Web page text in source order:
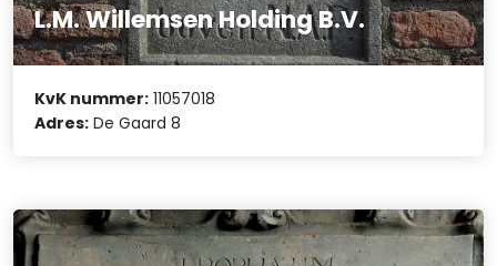
L.M. Willemsen Holding B.V.
KvK nummer: 11057018
Adres: De Gaard 8